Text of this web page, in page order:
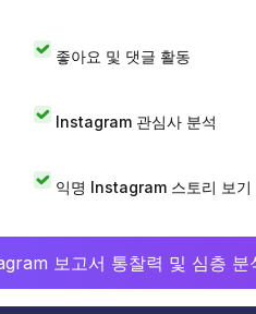
좋아요 및 댓글 활동
Instagram 관심사 분석
익명 Instagram 스토리 보기
보고서 통찰력 및 심층 분